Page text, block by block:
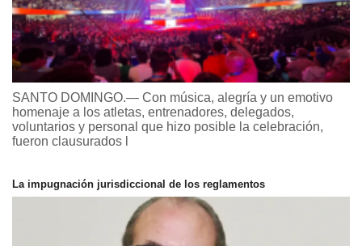
SANTO DOMINGO.— Con música, alegría y un emotivo
homenaje a los atletas, entrenadores, delegados,
voluntarios y personal que hizo posible la celebración,
fueron clausurados l
La impugnación jurisdiccional de los reglamentos